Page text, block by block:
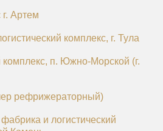
Артем
комплекс, г. Тула
п. Южно-Морской (г.
рефрижераторный)
и логистический